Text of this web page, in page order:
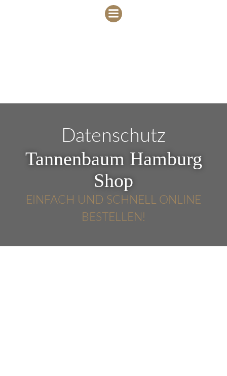
Zum
Inhalt
Datenschutz
Tannenbaum Hamburg
Shop
EINFACH UND SCHNELL ONLINE
BESTELLEN!